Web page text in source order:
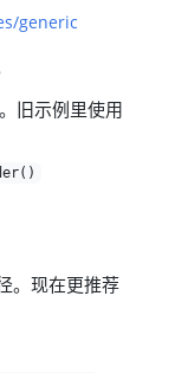
generic
。旧示例里使用
。现在更推荐